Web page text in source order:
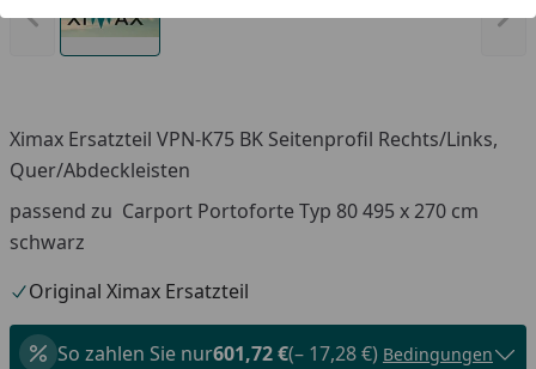
Vorheriges Bild anzeigen
Ximax Ersatzteil VPN-K75 BK Seitenprofil Rechts/Links,
Quer/Abdeckleisten
passend zu Carport Portoforte Typ 80 495 x 270 cm
schwarz
Original Ximax Ersatzteil
So zahlen Sie nur601,72 €(– 17,28 €) Bedingungen